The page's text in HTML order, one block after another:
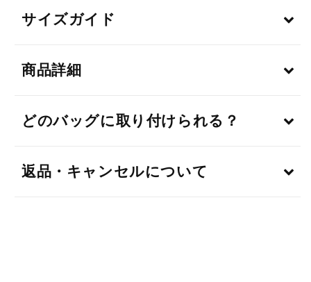
サイズガイド
商品詳細
どのバッグに取り付けられる？
返品・キャンセルについて